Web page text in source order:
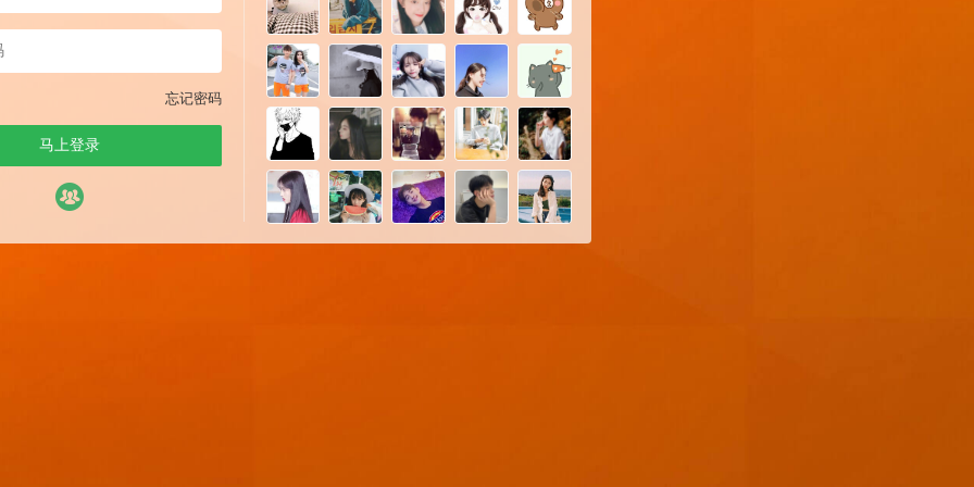
忘记密码
马上登录